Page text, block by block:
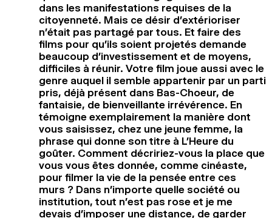
dans les manifestations requises de la
citoyenneté. Mais ce désir d’extérioriser
n’était pas partagé par tous. Et faire des
films pour qu’ils soient projetés demande
beaucoup d’investissement et de moyens,
difficiles à réunir. Votre film joue aussi avec le
genre auquel il semble appartenir par un parti
pris, déjà présent dans Bas-Choeur, de
fantaisie, de bienveillante irrévérence. En
témoigne exemplairement la manière dont
vous saisissez, chez une jeune femme, la
phrase qui donne son titre à L’Heure du
goûter. Comment décririez-vous la place que
vous vous êtes donnée, comme cinéaste,
pour filmer la vie de la pensée entre ces
murs ? Dans n’importe quelle société ou
institution, tout n’est pas rose et je me
devais d’imposer une distance, de garder